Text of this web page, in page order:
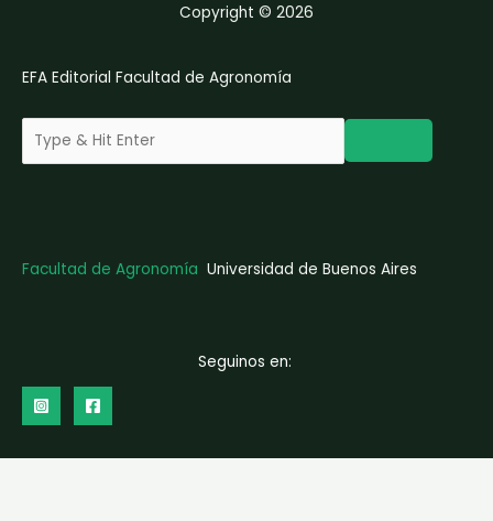
Copyright © 2026
EFA Editorial Facultad de Agronomía
Facultad de Agronomía Universidad de Buenos Aires
Seguinos en: